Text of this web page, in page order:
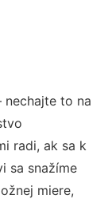
nechajte to na
radi, ak sa k
sa snažíme
miere,